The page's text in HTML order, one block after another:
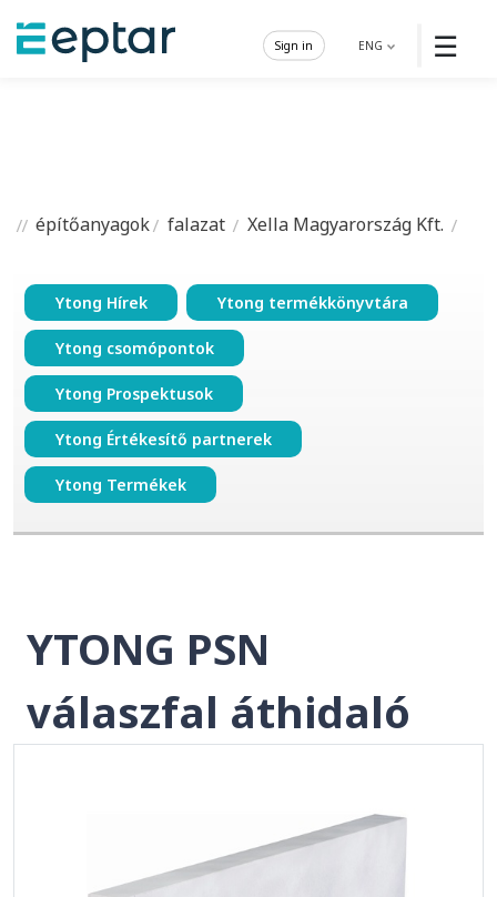
☰
ENG
Sign in
építőanyagok falazat Xella Magyarország Kft.
Ytong Hírek Ytong termékkönyvtára
Ytong csomópontok
Ytong Prospektusok
Ytong Értékesítő partnerek
Ytong Termékek
YTONG PSN
válaszfal áthidaló